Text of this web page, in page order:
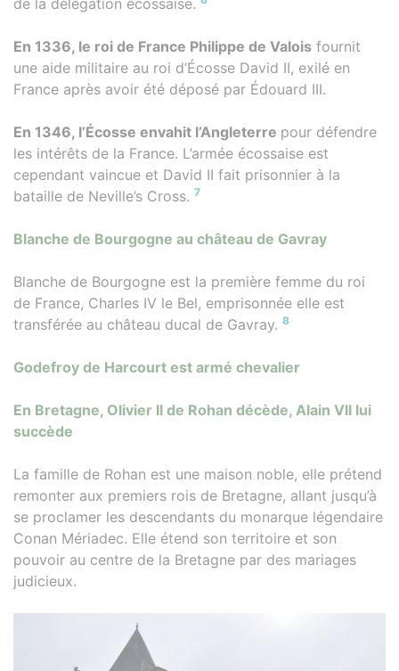
de la délégation écossaise.
En 1336, le roi de France Philippe de Valois fournit
une aide militaire au roi d’Écosse David II, exilé en
France après avoir été déposé par Édouard III.
En 1346, l’Écosse envahit l’Angleterre pour défendre
les intérêts de la France. L’armée écossaise est
cependant vaincue et David II fait prisonnier à la
bataille de Neville’s Cross. 7
Blanche de Bourgogne au château de Gavray
Blanche de Bourgogne est la première femme du roi
de France, Charles IV le Bel, emprisonnée elle est
transférée au château ducal de Gavray. 8
Godefroy de Harcourt est armé chevalier
En Bretagne, Olivier II de Rohan décède, Alain VII lui
succède
La famille de Rohan est une maison noble, elle prétend
remonter aux premiers rois de Bretagne, allant jusqu’à
se proclamer les descendants du monarque légendaire
Conan Mériadec. Elle étend son territoire et son
pouvoir au centre de la Bretagne par des mariages
judicieux.